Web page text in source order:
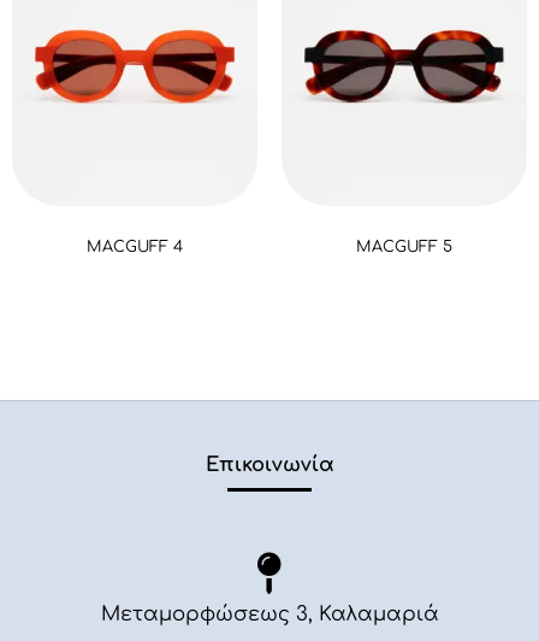
MACGUFF 4 MACGUFF 5
Επικοινωνία
Μεταμορφώσεως 3, Καλαμαριά